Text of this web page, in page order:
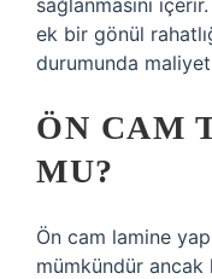
sağlanmasını
ek bir gönül
durumunda
ÖN CAM
MU?
Ön cam lamine
mümkündür ancak